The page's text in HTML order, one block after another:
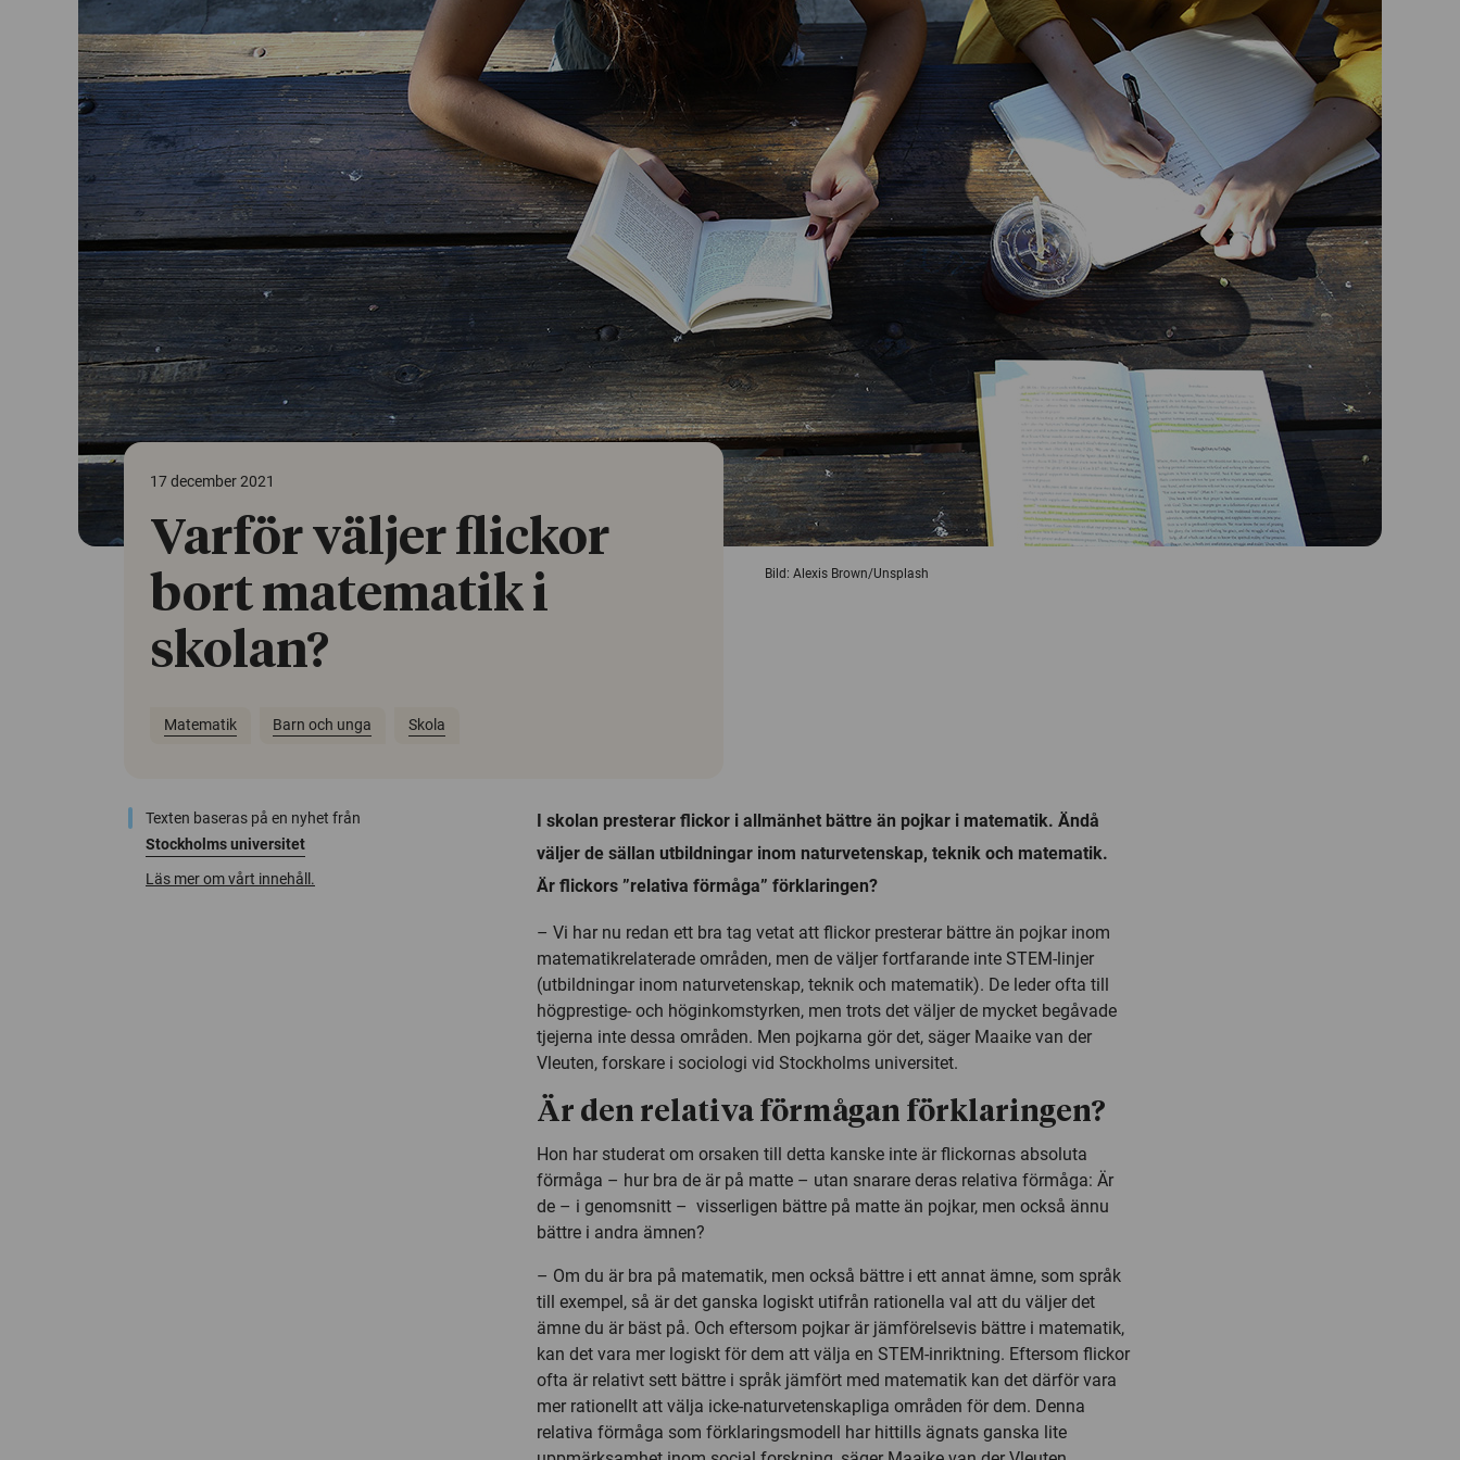
Bild: Alexis Brown/Unsplash
17 december 2021
Varför väljer flickor
bort matematik i
skolan?
Matematik Barn och unga Skola
Texten baseras på en nyhet från
Stockholms universitet
Läs mer om vårt innehåll.
I skolan presterar flickor i allmänhet bättre än pojkar i matematik. Ändå
väljer de sällan utbildningar inom naturvetenskap, teknik och matematik.
Är flickors ”relativa förmåga” förklaringen?
– Vi har nu redan ett bra tag vetat att flickor presterar bättre än pojkar inom
matematikrelaterade områden, men de väljer fortfarande inte STEM-linjer
(utbildningar inom naturvetenskap, teknik och matematik). De leder ofta till
högprestige- och höginkomstyrken, men trots det väljer de mycket begåvade
tjejerna inte dessa områden. Men pojkarna gör det, säger Maaike van der
Vleuten, forskare i sociologi vid Stockholms universitet.
Är den relativa förmågan förklaringen?
Hon har studerat om orsaken till detta kanske inte är flickornas absoluta
förmåga – hur bra de är på matte – utan snarare deras relativa förmåga: Är
de – i genomsnitt – visserligen bättre på matte än pojkar, men också ännu
bättre i andra ämnen?
– Om du är bra på matematik, men också bättre i ett annat ämne, som språk
till exempel, så är det ganska logiskt utifrån rationella val att du väljer det
ämne du är bäst på. Och eftersom pojkar är jämförelsevis bättre i matematik,
kan det vara mer logiskt för dem att välja en STEM-inriktning. Eftersom flickor
ofta är relativt sett bättre i språk jämfört med matematik kan det därför vara
mer rationellt att välja icke-naturvetenskapliga områden för dem. Denna
relativa förmåga som förklaringsmodell har hittills ägnats ganska lite